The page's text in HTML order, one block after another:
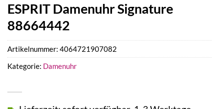
ESPRIT Damenuhr Signature
88664442
Artikelnummer: 4064721907082
Kategorie: Damenuhr